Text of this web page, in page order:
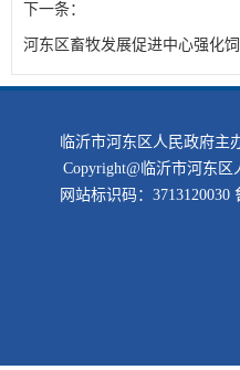
下一条：
河东区畜牧发展促进中心强化
临沂市河东区人民政府主
Copyright@临沂市河东区
网站标识码：3713120030